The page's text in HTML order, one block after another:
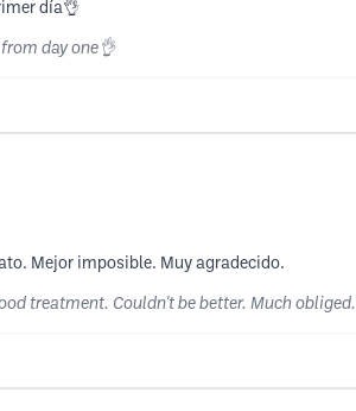
día👌
day one👌
Mejor imposible. Muy agradecido.
treatment. Couldn't be better. Much obliged.